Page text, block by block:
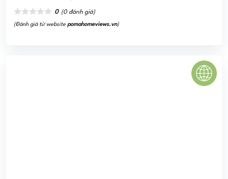
TTTM và chung cư bao gồm 7 tòa tháp căn hộ cao 40